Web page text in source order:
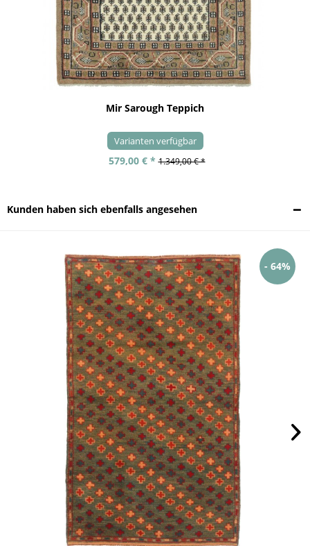
Mir Sarough Teppich
Varianten verfügbar
579,00 € * 1.349,00 € *
Kunden haben sich ebenfalls angesehen
- 64%